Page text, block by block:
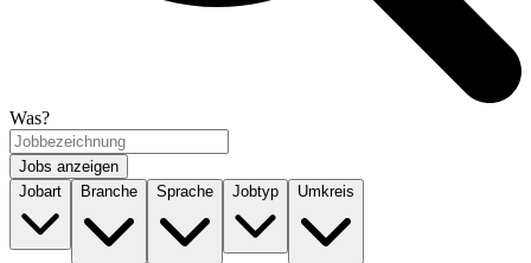
Was?
Jobs anzeigen
Jobart
Branche Sprache Jobtyp Umkreis